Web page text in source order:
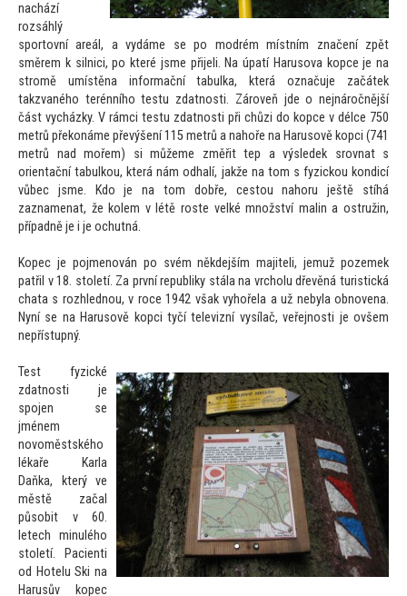
nachází
rozsáhlý
sportovní areál, a vydáme se po modrém místním značení zpět
směrem k silnici, po které jsme přijeli. Na úpatí Harusova kopce je na
stromě umístěna informační tabulka, která označuje začátek
takzvaného terénního testu zdatnosti. Zároveň jde o nejnáročnější
část vycházky. V rámci testu zdatnosti při chůzi do kopce v délce 750
metrů překonáme převýšení 115 metrů a nahoře na Harusově kopci (741
metrů nad mořem) si můžeme změřit tep a výsledek srovnat s
orientační tabulkou, která nám odhalí, jakže na tom s fyzickou kondicí
vůbec jsme. Kdo je na tom dobře, cestou nahoru ještě stíhá
zaznamenat, že kolem v létě roste velké množství malin a ostružin,
případně je i je ochutná.
Kopec je pojmenován po svém někdejším majiteli, jemuž pozemek
patřil v 18. století. Za první republiky stála na vrcholu dřevěná turistická
chata s rozhlednou, v roce 1942 však vyhořela a už nebyla obnovena.
Nyní se na Harusově kopci tyčí televizní vysílač, veřejnosti je ovšem
nepřístupný.
Test fyzické
zdatnosti je
spojen se
jménem
novoměstského
lékaře Karla
Daňka, který ve
městě začal
působit v 60.
letech minulého
století. Pacienti
od Hotelu Ski na
Harusův kopec